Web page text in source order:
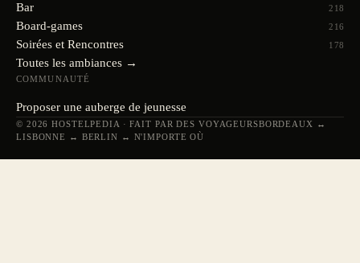
Bar 218
Board-games 216
Soirées et Rencontres 178
Toutes les ambiances →
COMMUNAUTÉ
Proposer une auberge de jeunesse
© 2026 HOSTELPEDIA · FAIT PAR DES VOYAGEURSBORDEAUX ↔
LISBONNE ↔ BERLIN ↔ N'IMPORTE OÙ